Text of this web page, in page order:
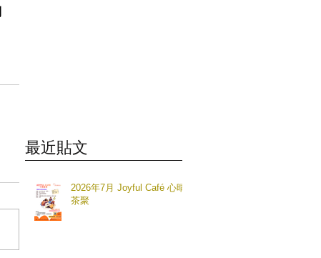
最近貼文
2026年7月 Joyful Café 心晴
茶聚